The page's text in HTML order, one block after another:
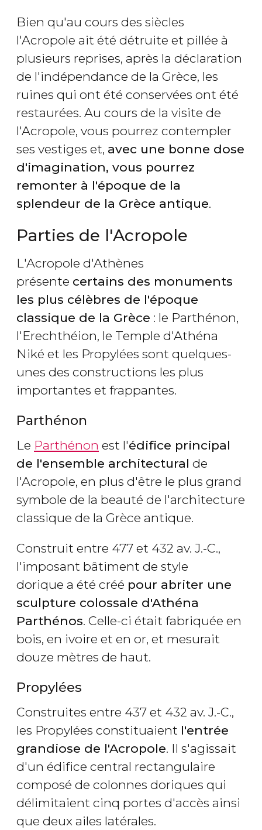
Bien qu'au cours des siècles
l'Acropole ait été détruite et pillée à
plusieurs reprises, après la déclaration
de l'indépendance de la Grèce, les
ruines qui ont été conservées ont été
restaurées. Au cours de la visite de
l'Acropole, vous pourrez contempler
ses vestiges et, avec une bonne dose
d'imagination, vous pourrez
remonter à l'époque de la
splendeur de la Grèce antique.
Parties de l'Acropole
L'Acropole d'Athènes
présente certains des monuments
les plus célèbres de l'époque
classique de la Grèce : le Parthénon,
l'Erechthéion, le Temple d'Athéna
Niké et les Propylées sont quelques-
unes des constructions les plus
importantes et frappantes.
Parthénon
Le Parthénon est l'édifice principal
de l'ensemble architectural de
l'Acropole, en plus d'être le plus grand
symbole de la beauté de l'architecture
classique de la Grèce antique.
Construit entre 477 et 432 av. J.-C.,
l'imposant bâtiment de style
dorique a été créé pour abriter une
sculpture colossale d'Athéna
Parthénos. Celle-ci était fabriquée en
bois, en ivoire et en or, et mesurait
douze mètres de haut.
Propylées
Construites entre 437 et 432 av. J.-C.,
les Propylées constituaient l'entrée
grandiose de l'Acropole. Il s'agissait
d'un édifice central rectangulaire
composé de colonnes doriques qui
délimitaient cinq portes d'accès ainsi
que deux ailes latérales.